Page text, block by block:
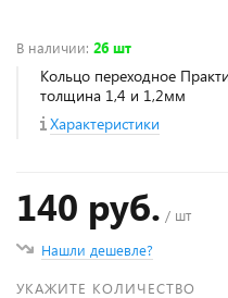
В наличии: 26 шт
Кольцо переходное
толщина 1,4 и 1,2мм
Характеристики
140 руб. / шт
Нашли дешевле?
УКАЖИТЕ КОЛИЧЕСТВО